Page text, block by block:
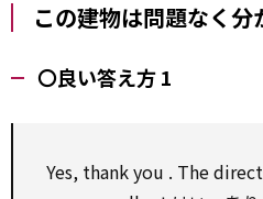
この建物は問題なく分
〇良い答え方 1
Yes, thank you . The